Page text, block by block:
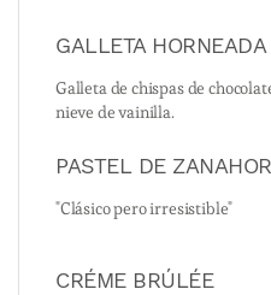
GALLETA HORNEADA
Galleta de chispas de
nieve de vainilla.
PASTEL DE
"Clásico pero irresistible"
CRÉME BRÚLÉE